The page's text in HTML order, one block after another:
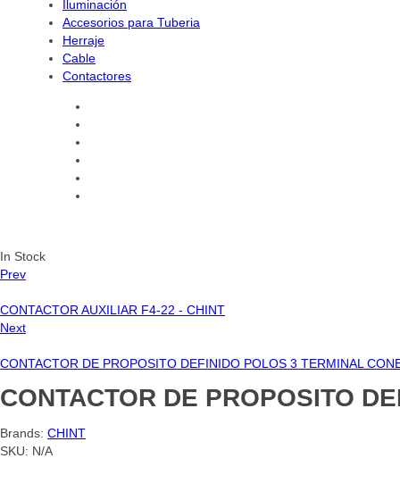
Iluminación
Accesorios para Tuberia
Herraje
Cable
Contactores
Availability:
In Stock
Prev
CONTACTOR AUXILIAR F4-22 - CHINT
Next
CONTACTOR DE PROPOSITO DEFINIDO POLOS 3 TERMINAL
CONTACTOR DE PROPOSITO
Brands: CHINT
SKU: N/A